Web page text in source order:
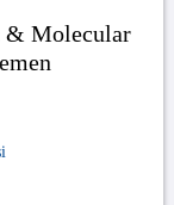
& Molecular